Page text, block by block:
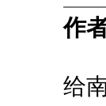
作
给